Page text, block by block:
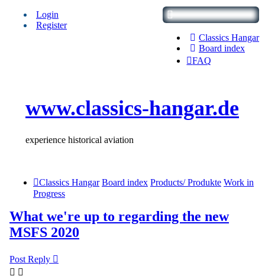
Classics Hangar
Board index
FAQ
Login
Register
www.classics-hangar.de
experience historical aviation
Classics Hangar Board index Products/ Produkte Work in
Progress
What we're up to regarding the new
MSFS 2020
Post Reply